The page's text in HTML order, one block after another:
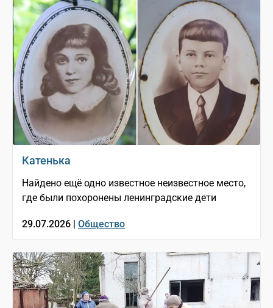
Катенька
Найдено ещё одно известное неизвестное место,
где были похоронены ленинградские дети
29.07.2026 | Общество